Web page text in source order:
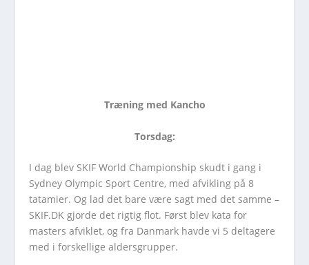
Træning med Kancho
Torsdag:
I dag blev SKIF World Championship skudt i gang i
Sydney Olympic Sport Centre, med afvikling på 8
tatamier. Og lad det bare være sagt med det samme –
SKIF.DK gjorde det rigtig flot. Først blev kata for
masters afviklet, og fra Danmark havde vi 5 deltagere
med i forskellige aldersgrupper.